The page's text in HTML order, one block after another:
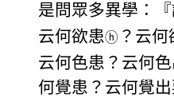
是問眾多異學：
云何欲患ⓗ ？云
云何色患？云何
何覺患？云何覺